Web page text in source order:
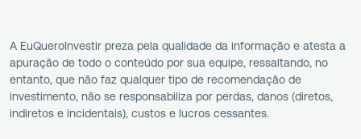
A EuQueroInvestir preza pela qualidade da informação e atesta a
apuração de todo o conteúdo por sua equipe, ressaltando, no
entanto, que não faz qualquer tipo de recomendação de
investimento, não se responsabiliza por perdas, danos (diretos,
indiretos e incidentais), custos e lucros cessantes.